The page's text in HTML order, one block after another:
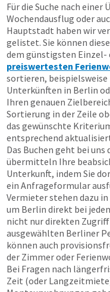
Für die Suche nach
Wochendausflug oder
Hauptstadt haben wir
gelistet. Sie können
dem günstigsten Einzel-
preiswertesten
sortieren,
Unterkünften in Berlin
Ihren genauen
Sortierung in der Zeile
das gewünschte
entsprechend
Das Buchen geht bei uns
übermitteln Ihre
Unterkunft, indem Sie
ein Anfrageformular
Vermieter stehen dazu
um Berlin direkt bei
nicht nur direkten
ausgewählten Berliner
können auch
der Zimmer oder
Bei Fragen nach
Zeit (oder